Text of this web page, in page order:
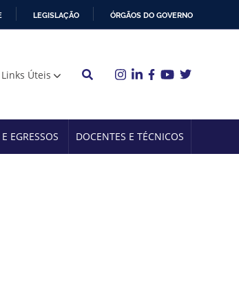
LEGISLAÇÃO ÓRGÃOS DO GOVERNO
Links Úteis
EGRESSOS DOCENTES E TÉCNICOS